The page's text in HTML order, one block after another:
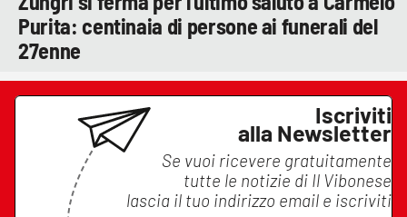
Purita: centinaia di persone ai funerali del
27enne
Iscriviti
alla Newsletter
Se vuoi ricevere gratuitamente
tutte le notizie di Il Vibonese
lascia il tuo indirizzo email e iscriviti